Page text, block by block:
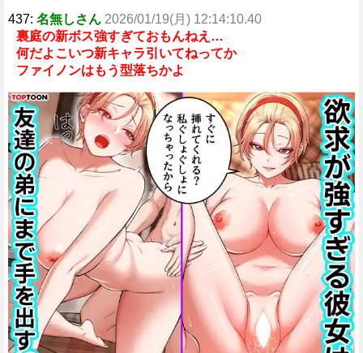
437: 名無しさん 2026/01/19(月) 12:14:10.40
裏庭の新ボス強すぎておもんねえ…
何だよこいつ新キャラ引いてねってか
ファイノンはもう型落ちかよ